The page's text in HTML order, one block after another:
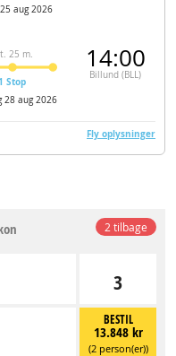
aug 2026
25 m.
Stop
14:00
Billund (BLL)
28 aug 2026
Fly oplysninger
2 tilbage
3
BESTIL
13.848 kr
(2 person(er))